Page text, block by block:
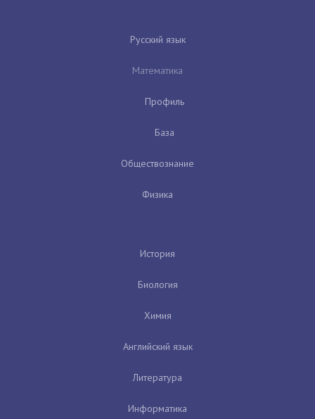
Русский язык
Математика
Профиль
База
Обществознание
Физика
История
Биология
Химия
Английский язык
Литература
Информатика